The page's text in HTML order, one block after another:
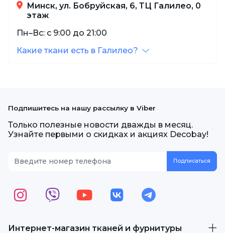
Минск, ул. Бобруйская, 6, ТЦ Галилео, 0
этаж
Пн–Вс: с 9:00 до 21:00
Какие ткани есть в Галилео?
Интернет-магазин тканей и фурнитуры
Подпишитесь на нашу рассылку в Viber
Только полезные новости дважды в месяц.
Узнайте первыми о скидках и акциях Decobay!